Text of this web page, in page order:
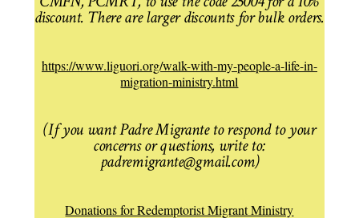
discount. There are larger discounts for bulk orders.
https://www.liguori.org/walk-with-my-people-a-life-in-
migration-ministry.html
(If you want Padre Migrante to respond to your
concerns or questions, write to:
padremigrante@gmail.com)
Donations for Redemptorist Migrant Ministry